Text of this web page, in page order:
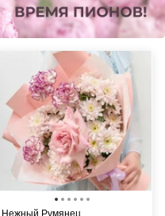
Нежный Румянец